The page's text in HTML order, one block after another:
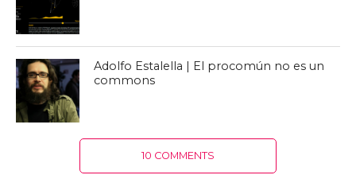
Adolfo Estalella | El procomún no es un
commons
10 COMMENTS